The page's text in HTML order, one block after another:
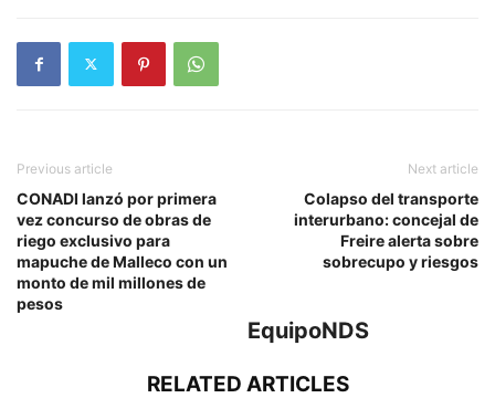
Previous article
CONADI lanzó por primera
vez concurso de obras de
riego exclusivo para
mapuche de Malleco con un
monto de mil millones de
pesos
Next article
Colapso del transporte
interurbano: concejal de
Freire alerta sobre
sobrecupo y riesgos
EquipoNDS
RELATED ARTICLES